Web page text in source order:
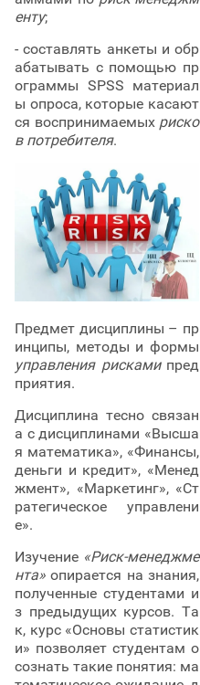
енту;
- составлять анкеты и обр
абатывать с помощью пр
ограммы SPSS материал
ы опроса, которые касают
ся воспринимаемых риско
в потребителя.
Предмет дисциплины – пр
инципы, методы и формы
управления рискамипред
приятия.
Дисциплина тесно связан
а с дисциплинами «Высша
я математика», «Финансы,
деньги и кредит», «Менед
жмент», «Маркетинг», «Ст
ратегическое управлени
е».
Изучение «Риск-менеджме
нта» опирается на знания,
полученные студентами и
з предыдущих курсов. Та
к, курс «Основы статистик
и» позволяет студентам о
сознать такие понятия: ма